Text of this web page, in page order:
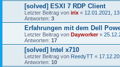
[solved] ESXI 7 RDP Client
Letzter Beitrag von irix « 12.01.2021,
Antworten: 3
Erfahrungen mit dem Dell
Letzter Beitrag von Dayworker«
Antworten: 17
[solved] Intel x710
Letzter Beitrag von ReedyTT «
Antworten: 10